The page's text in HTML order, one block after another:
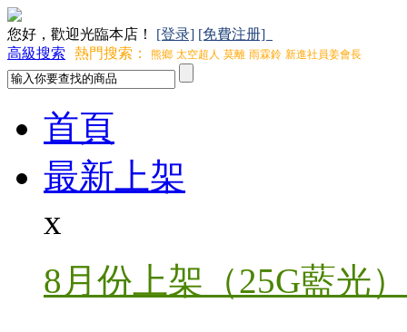
您好，歡迎光臨本店！ [登录] [免費注册]
高級搜索
熱門搜索： 熊鄉 太空超人 莫離 雨霖鈴 新進社員姜會長
首頁
最新上架
x
8月份上架（25G藍光）